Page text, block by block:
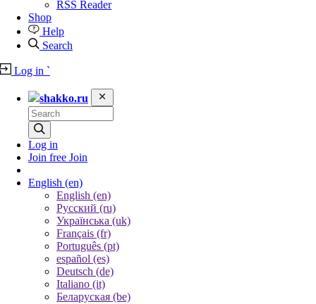
RSS Reader
Shop
Help
Search
Log in `
shakko.ru
Log in
Join free Join
English (en)
English (en)
Русский (ru)
Українська (uk)
Français (fr)
Português (pt)
español (es)
Deutsch (de)
Italiano (it)
Беларуская (be)